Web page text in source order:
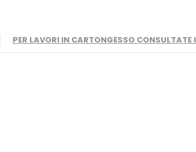
PER LAVORI IN CARTONGESSO